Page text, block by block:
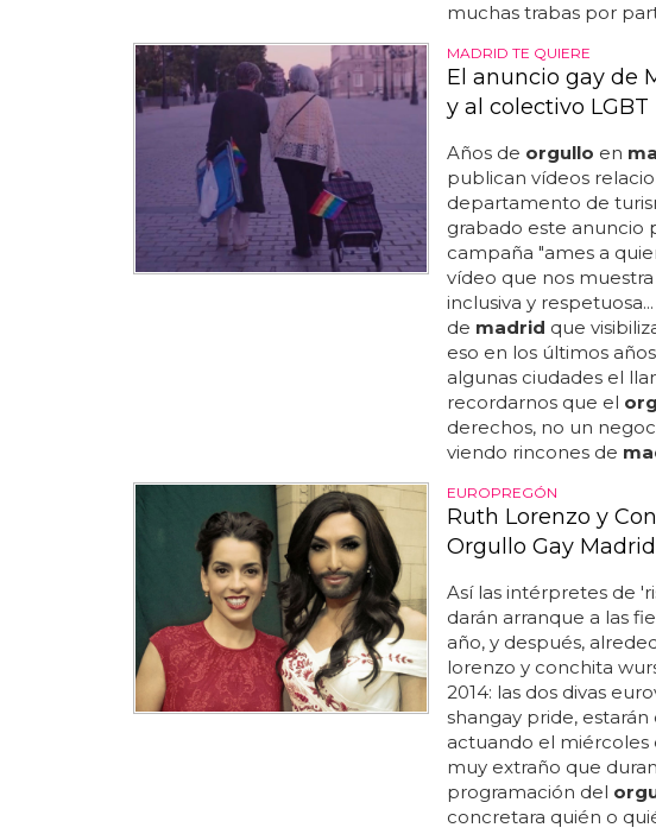
muchas trabas por
MADRID TE QUIERE
El anuncio gay de
y al colectivo LGBT
Años de orgullo en
publican vídeos
departamento de
grabado este anuncio
campaña "ames a
vídeo que nos
inclusiva y
de madrid que
eso en los últimos
algunas ciudades el
recordarnos que el
derechos, no un
viendo rincones de
EUROPREGÓN
Ruth Lorenzo y
Orgullo Gay
Así las intérpretes de
darán arranque a las
año, y después,
lorenzo y conchita
2014: las dos divas
shangay pride,
actuando el miércoles
muy extraño que
programación del
concretara quién o